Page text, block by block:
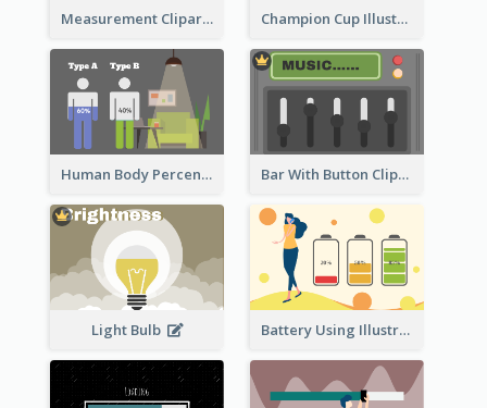
Measurement Clipart Champion Cup Illustration
Human Body Percentage Comparison Bar With Button Clipart
Light Bulb Battery Using Illustration